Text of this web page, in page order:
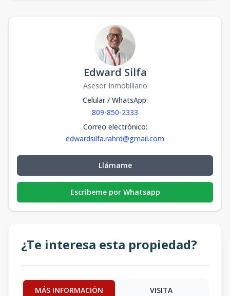
Edward Silfa
Asesor Inmobiliario
Celular / WhatsApp:
809-850-2333
Correo electrónico:
edwardsilfa.rahrd@gmail.com
Llámame
Escribeme por Whatsapp
¿Te interesa esta propiedad?
MÁS INFORMACIÓN VISITA